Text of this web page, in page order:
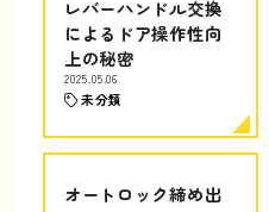
レバーハンドル交換
によるドア操作性向
上の秘密
2025.05.06
未分類
オートロック締め出